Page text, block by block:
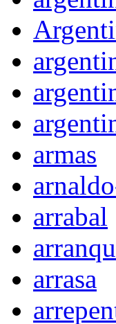
armas
arrabal
arrasa